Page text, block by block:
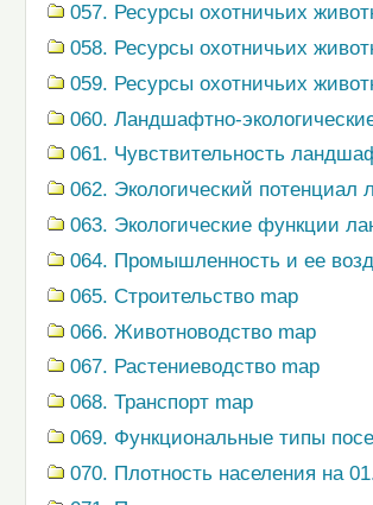
057. Ресурсы охотничьих
058. Ресурсы охотничьих
059. Ресурсы охотничьих
060. Ландшафтно-
061. Чувствительность
062. Экологический потенциал
063. Экологические функции
064. Промышленность и ее
065. Строительство map
066. Животноводство map
067. Растениеводство map
068. Транспорт map
069. Функциональные типы
070. Плотность населения на